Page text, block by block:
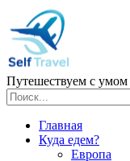
Путешествуем с умом
Главная
Куда едем?
Европа